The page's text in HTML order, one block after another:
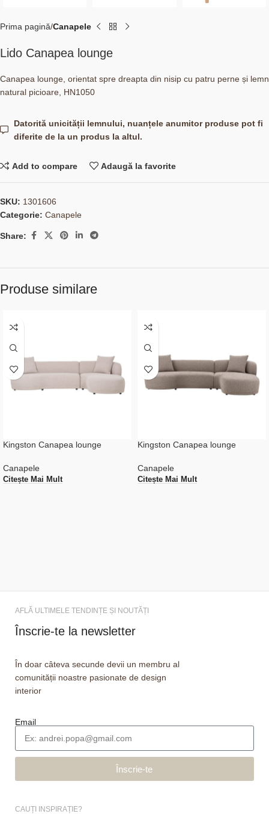
Prima pagină Canapele
Lido Canapea lounge
Canapea lounge, orientat spre dreapta din nisip cu patru perne și lemn
natural picioare, HN1050
Datorită unicității lemnului, nuanțele anumitor produse pot fi
diferite de la un produs la altul.
Add to compare Adaugă la favorite
SKU: 1301606
Categorie: Canapele
Share:
Produse similare
Kingston Canapea lounge
Canapele
Citește Mai Mult
Kingston Canapea lounge
Canapele
Citește Mai Mult
AFLĂ ULTIMELE TENDINȚE ȘI NOUTĂȚI
Înscrie-te la newsletter
În doar câteva secunde devii un membru al
comunității noastre pasionate de design
interior
Email
Înscrie-te
CAUȚI INSPIRAȚIE?